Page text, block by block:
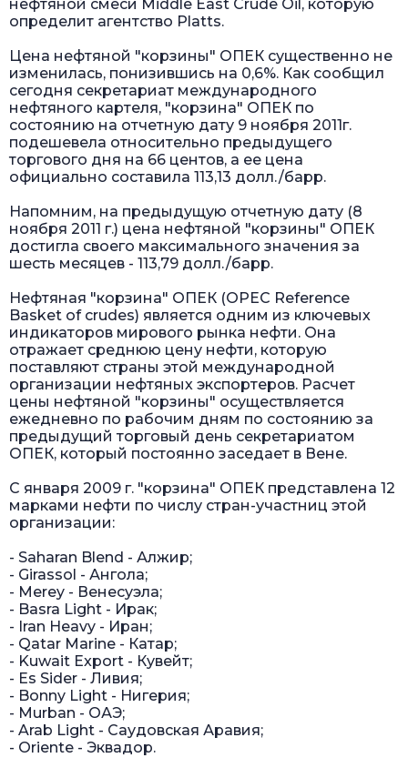
нефтяной смеси Middle East Crude Oil, которую
определит агентство Platts.
Цена нефтяной "корзины" ОПЕК существенно не
изменилась, понизившись на 0,6%. Как сообщил
сегодня секретариат международного
нефтяного картеля, "корзина" ОПЕК по
состоянию на отчетную дату 9 ноября 2011г.
подешевела относительно предыдущего
торгового дня на 66 центов, а ее цена
официально составила 113,13 долл./барр.
Напомним, на предыдущую отчетную дату (8
ноября 2011 г.) цена нефтяной "корзины" ОПЕК
достигла своего максимального значения за
шесть месяцев - 113,79 долл./барр.
Нефтяная "корзина" ОПЕК (OPEC Reference
Basket of crudes) является одним из ключевых
индикаторов мирового рынка нефти. Она
отражает среднюю цену нефти, которую
поставляют страны этой международной
организации нефтяных экспортеров. Расчет
цены нефтяной "корзины" осуществляется
ежедневно по рабочим дням по состоянию за
предыдущий торговый день секретариатом
ОПЕК, который постоянно заседает в Вене.
С января 2009 г. "корзина" ОПЕК представлена 12
марками нефти по числу стран-участниц этой
организации:
- Saharan Blend - Алжир;
- Girassol - Ангола;
- Merey - Венесуэла;
- Basra Light - Ирак;
- Iran Heavy - Иран;
- Qatar Marine - Катар;
- Kuwait Export - Кувейт;
- Es Sider - Ливия;
- Bonny Light - Нигерия;
- Murban - ОАЭ;
- Arab Light - Саудовская Аравия;
- Oriente - Эквадор.